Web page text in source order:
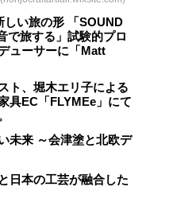
い旅の形 「SOUND
で旅する」試験的プロ
ューサーに「Matt
ト、堀木エリ子による
具EC「FLYMEe」にて
未来 ～会津塗と北欧デ
日本の工芸が融合した